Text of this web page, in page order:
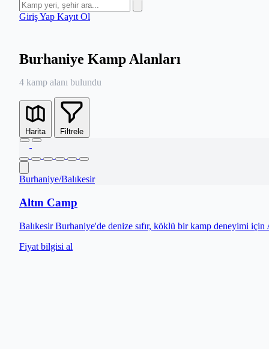
Giriş Yap Kayıt Ol
Burhaniye Kamp Alanları
4 kamp alanı bulundu
Harita Filtrele
Burhaniye/Balıkesir
Altın Camp
Balıkesir Burhaniye'de denize sıfır, köklü bir kamp deneyimi için
Fiyat bilgisi al